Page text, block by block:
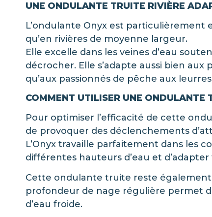
UNE ONDULANTE TRUITE RIVIÈRE
L’ondulante Onyx est particulièrement
qu’en rivières de moyenne largeur.
Elle excelle dans les veines d’eau
décrocher. Elle s’adapte aussi bien
qu’aux passionnés de pêche aux
COMMENT UTILISER UNE ONDULANTE
Pour optimiser l’efficacité de cette
de provoquer des déclenchements
L’Onyx travaille parfaitement dans les
différentes hauteurs d’eau et
Cette ondulante truite reste également
profondeur de nage régulière permet
d’eau froide.